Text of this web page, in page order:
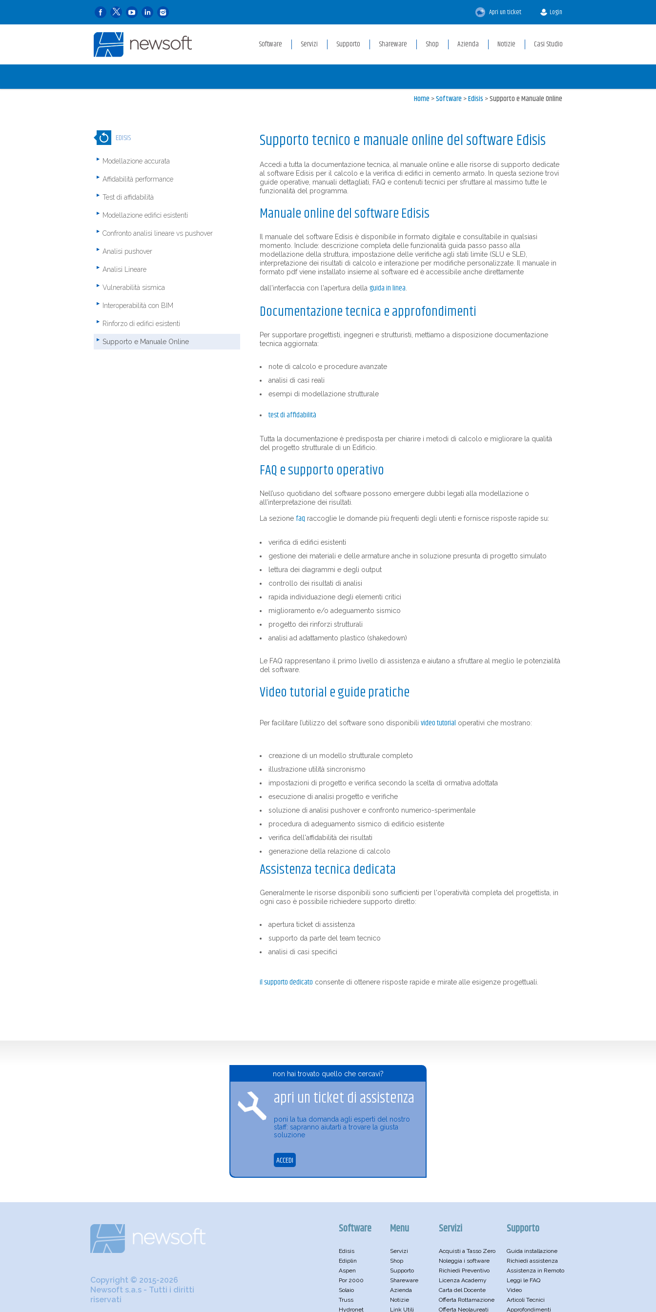
Apri un ticket Login
Software Servizi Supporto Shareware Shop Azienda Notizie Casi Studio
Home>Software>Edisis >Supporto e Manuale Online
EDISIS
Modellazione accurata
Affidabilità performance
Test di affidabilità
Modellazione edifici esistenti
Confronto analisi lineare vs pushover
Analisi pushover
Analisi Lineare
Vulnerabilità sismica
Interoperabilità con BIM
Rinforzo di edifici esistenti
Supporto e Manuale Online
Supporto tecnico e manuale online del software Edisis
Accedi a tutta la documentazione tecnica, al manuale online e alle risorse di supporto dedicate
al software Edisis per il calcolo e la verifica di edifici in cemento armato. In questa sezione trovi
guide operative, manuali dettagliati, FAQ e contenuti tecnici per sfruttare al massimo tutte le
funzionalità del programma.
Manuale online del software Edisis
Il manuale del software Edisis è disponibile in formato digitale e consultabile in qualsiasi
momento. Include: descrizione completa delle funzionalità guida passo passo alla
modellazione della struttura, impostazione delle verifiche agli stati limite (SLU e SLE),
interpretazione dei risultati di calcolo e interazione per modifiche personalizzate. Il manuale in
formato pdf viene installato insieme al software ed è accessibile anche direttamente
dall'interfaccia con l'apertura della guida in linea
Documentazione tecnica e approfondimenti
Per supportare progettisti, ingegneri e strutturisti, mettiamo a disposizione documentazione
tecnica aggiornata:
note di calcolo e procedure avanzate
analisi di casi reali
esempi di modellazione strutturale
test di affidabilità
Tutta la documentazione è predisposta per chiarire i metodi di calcolo e migliorare la qualità
del progetto strutturale di un Edificio.
FAQ e supporto operativo
Nell’uso quotidiano del software possono emergere dubbi legati alla modellazione o
all’interpretazione dei risultati.
La sezione faq raccoglie le domande più frequenti degli utenti e fornisce risposte rapide su:
verifica di edifici esistenti
gestione dei materiali e delle armature anche in soluzione presunta di progetto simulato
lettura dei diagrammi e degli output
controllo dei risultati di analisi
rapida individuazione degli elementi critici
miglioramento e/o adeguamento sismico
progetto dei rinforzi strutturali
analisi ad adattamento plastico (shakedown)
Le FAQ rappresentano il primo livello di assistenza e aiutano a sfruttare al meglio le potenzialità
del software.
Video tutorial e guide pratiche
Per facilitare l’utilizzo del software sono disponibili video tutorial operativi che mostrano:
creazione di un modello strutturale completo
illustrazione utilità sincronismo
impostazioni di progetto e verifica secondo la scelta di ormativa adottata
esecuzione di analisi progetto e verifiche
soluzione di analisi pushover e confronto numerico-sperimentale
procedura di adeguamento sismico di edificio esistente
verifica dell'affidabilità dei risultati
generazione della relazione di calcolo
Assistenza tecnica dedicata
Generalmente le risorse disponibili sono sufficienti per l'operatività completa del progettista, in
ogni caso è possibile richiedere supporto diretto:
apertura ticket di assistenza
supporto da parte del team tecnico
analisi di casi specifici
il supporto dedicato consente di ottenere risposte rapide e mirate alle esigenze progettuali.
non hai trovato quello che cercavi?
apri un ticket di assistenza
poni la tua domanda agli esperti del nostro
staff: sapranno aiutarti a trovare la giusta
soluzione
ACCEDI
Copyright © 2015-2026
Newsoft s.a.s - Tutti i diritti
riservati
Software
Edisis
Ediplin
Aspen
Por 2000
Solaio
Truss
Hydronet
Menu
Servizi
Shop
Supporto
Shareware
Azienda
Notizie
Link Utili
Servizi
Acquisti a Tasso Zero
Noleggia i software
Richiedi Preventivo
Licenza Academy
Carta del Docente
Offerta Rottamazione
Offerta Neolaureati
Supporto
Guida installazione
Richiedi assistenza
Assistenza in Remoto
Leggi le FAQ
Video
Articoli Tecnici
Approfondimenti